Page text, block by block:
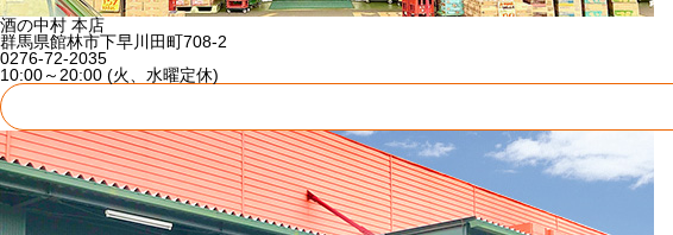
酒の中村 本店
群馬県館林市下早川田町708-2
0276-72-2035
10:00～20:00 (火、水曜定休)